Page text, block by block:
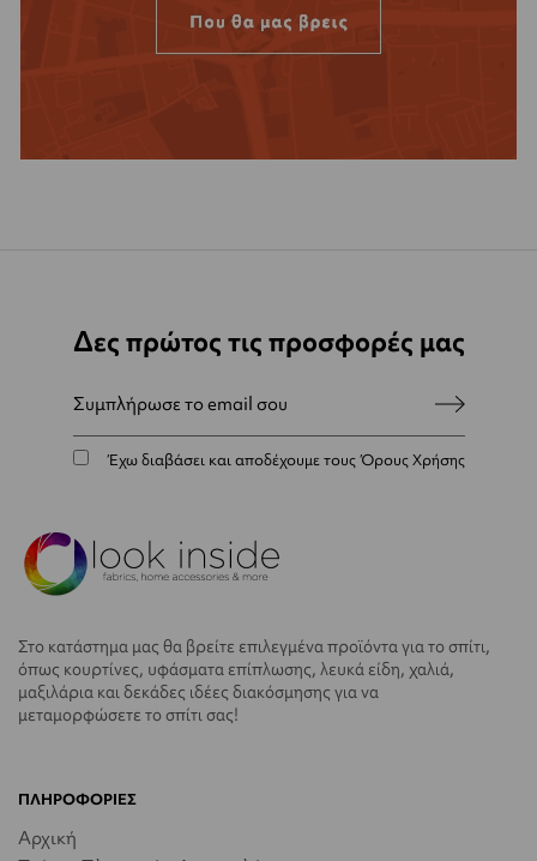
Δες πρώτος τις προσφορές μας
Έχω διαβάσει και αποδέχουμε τουςΌρους Χρήσης
Στο κατάστημα μας θα βρείτε επιλεγμένα προϊόντα για το σπίτι,
όπως κουρτίνες, υφάσματα επίπλωσης, λευκά είδη, χαλιά,
μαξιλάρια και δεκάδες ιδέες διακόσμησης για να
μεταμορφώσετε το σπίτι σας!
ΠΛΗΡΟΦΟΡΙΕΣ
Αρχική